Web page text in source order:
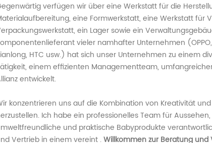
verfügen wir über eine Werkstatt für die
eine Formwerkstatt, eine Werkstatt
ein Lager sowie ein
vieler namhafter Unternehmen (OPPO,
HTC usw.) hat sich unser Unternehmen zu einem
einem effizienten Managementteam,
entwickelt.
konzentrieren uns auf die Kombination von Kreativität
Ich habe ein professionelles Team für
und praktische Babyprodukte
Vertrieb in einem vereint .Willkommen zur Beratung und